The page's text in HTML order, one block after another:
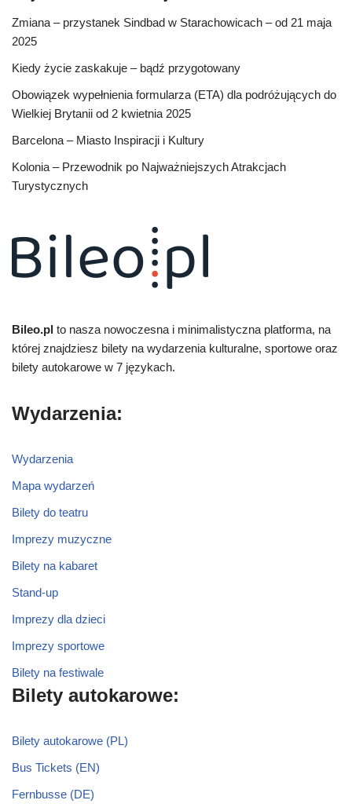
Zmiana – przystanek Sindbad w Starachowicach – od 21 maja
2025
Kiedy życie zaskakuje – bądź przygotowany
Obowiązek wypełnienia formularza (ETA) dla podróżujących do
Wielkiej Brytanii od 2 kwietnia 2025
Barcelona – Miasto Inspiracji i Kultury
Kolonia – Przewodnik po Najważniejszych Atrakcjach
Turystycznych
Bileo.pl to nasza nowoczesna i minimalistyczna platforma, na
której znajdziesz bilety na wydarzenia kulturalne, sportowe oraz
bilety autokarowe w 7 językach.
Wydarzenia:
Wydarzenia
Mapa wydarzeń
Bilety do teatru
Imprezy muzyczne
Bilety na kabaret
Stand-up
Imprezy dla dzieci
Imprezy sportowe
Bilety na festiwale
Bilety autokarowe:
Bilety autokarowe (PL)
Bus Tickets (EN)
Fernbusse (DE)